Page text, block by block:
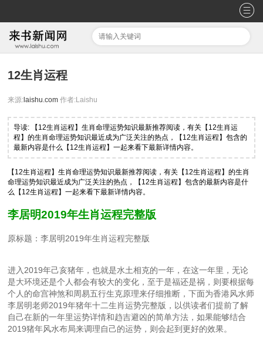
12生肖运程
来源: laishu.com 作者:Laishu
导读: 【12生肖运程】生肖命理运势知识最新推荐阅读，有关【12生肖运
程】的生肖命理运势知识最近成为广泛关注的热点，【12生肖运程】包含的
最新内容是什么【12生肖运程】一起来看下最新详情内容。
【12生肖运程】生肖命理运势知识最新推荐阅读，有关【12生肖运程】的生肖
命理运势知识最近成为广泛关注的热点，【12生肖运程】包含的最新内容是什
么【12生肖运程】一起来看下最新详情内容。
李居明2019年生肖运程完整版
原标题：李居明2019年生肖运程完整版
进入2019年己亥猪年，也就是水土相克的一年，在这一年里，无论
是大环境还是个人都会有较大的变化，至于是福还是祸，则要根据每
个人的命宫神煞和周易五行生克原理来仔细推断，下面为香港风水师
李居明老师2019年猪年十二生肖运势完整版，以供读者们提前了解
自己在新的一年里运势详情和趋吉避凶的简单方法，如果能够结合
2019猪年风水布局来调理自己的运势，则会起到更好的效果。